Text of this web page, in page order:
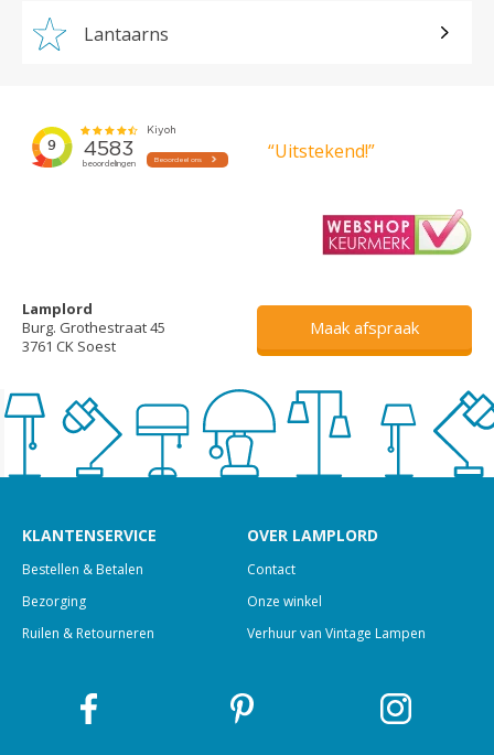
Lantaarns
“Uitstekend!”
Lamplord
Burg. Grothestraat 45
3761 CK Soest
Maak afspraak
KLANTENSERVICE
Bestellen & Betalen
Bezorging
Ruilen & Retourneren
OVER LAMPLORD
Contact
Onze winkel
Verhuur van Vintage Lampen